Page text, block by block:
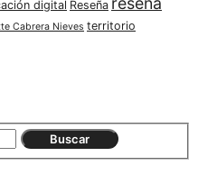
digital Reseña
Cabrera Nieves territorio